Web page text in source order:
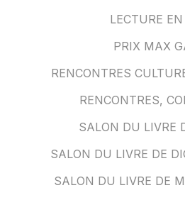
LECTURE
PRIX MAX
RENCONTRES
RENCONTRES,
SALON DU LIVRE
SALON DU LIVRE DE
SALON DU LIVRE DE